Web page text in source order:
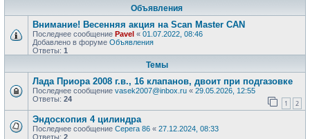
Объявления
Внимание! Весенняя акция на Scan Master CAN
Последнее сообщение Pavel « 01.07.2022, 08:46
Добавлено в форуме Объявления
Ответы: 1
Темы
Лада Приора 2008 г.в., 16 клапанов, двоит при подгазовке
Последнее сообщение vasek2007@inbox.ru « 29.05.2026, 12:55
Ответы: 24 1 2
Эндоскопия 4 цилиндра
Последнее сообщение Серега 86 « 27.12.2024, 08:33
Ответы: 2